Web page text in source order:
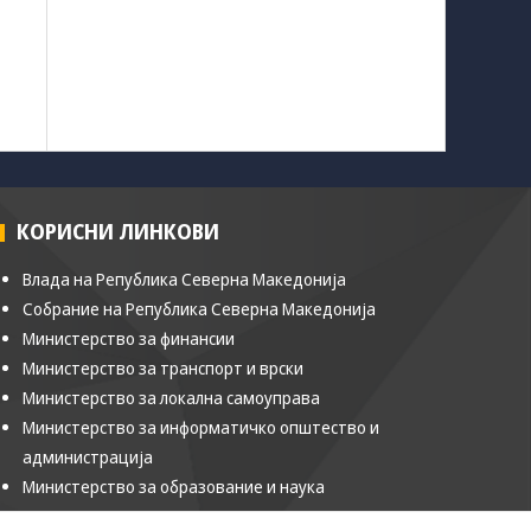
КОРИСНИ ЛИНКОВИ
Влада на Република Северна Македонија
Собрание на Република Северна Македонија
Министерство за финансии
Министерство за транспорт и врски
Министерство за локална самоуправа
Министерство за информатичко општество и
администрација
Министерство за образование и наука